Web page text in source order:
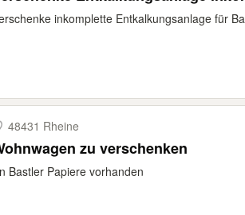
inkomplette Entkalkungsanlage für
48431 Rheine
Wohnwagen zu verschenken
Bastler Papiere vorhanden